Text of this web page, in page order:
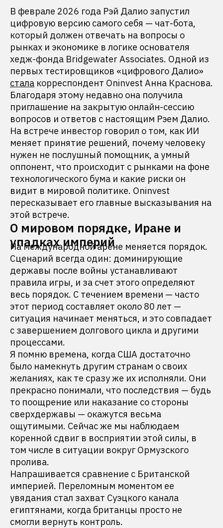
В феврале 2026 года Рэй Далио запустил
цифровую версию самого себя — чат-бота,
который должен отвечать на вопросы о
рынках и экономике в логике основателя
хедж-фонда Bridgewater Associates. Одной из
первых тестировщиков «цифрового Далио»
стала корреспондент Oninvest Анна Краснова.
Благодаря этому недавно она получила
приглашение на закрытую онлайн-сессию
вопросов и ответов с настоящим Рэем Далио.
На встрече инвестор говорил о том, как ИИ
меняет принятие решений, почему человеку
нужен не послушный помощник, а умный
оппонент, что происходит с рынками на фоне
технологического бума и какие риски он
видит в мировой политике. Oninvest
пересказывает его главные высказывания на
этой встрече.
О мировом порядке, Иране и
упадках империй
На международной арене меняется порядок.
Сценарий всегда один: доминирующие
державы после войны устанавливают
правила игры, и за счет этого определяют
весь порядок. С течением времени — часто
этот период составляет около 80 лет —
ситуация начинает меняться, и это совпадает
с завершением долгового цикла и другими
процессами.
Я помню времена, когда США достаточно
было намекнуть другим странам о своих
желаниях, как те сразу же их исполняли. Они
прекрасно понимали, что последствия — будь
то поощрение или наказание со стороны
сверхдержавы — окажутся весьма
ощутимыми. Сейчас же мы наблюдаем
коренной сдвиг в восприятии этой силы, в
том числе в ситуации вокруг Ормузского
пролива.
Напрашивается сравнение с Британской
империей. Переломным моментом ее
увядания стал захват Суэцкого канала
египтянами, когда британцы просто не
смогли вернуть контроль.